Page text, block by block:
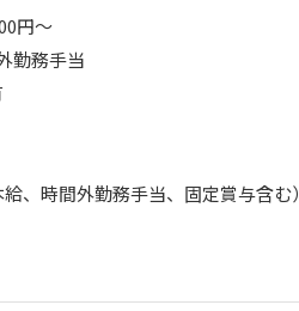
円～
勤務手当
、時間外勤務手当、固定賞与含む）